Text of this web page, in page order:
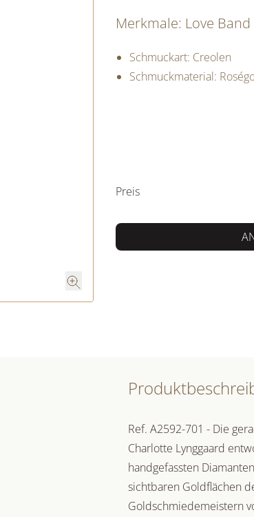
Merkmale: Love Band
Schmuckart: Creolen
Schmuckmaterial:
Preis
Ref. A2592-701 - Die
Charlotte Lynggaard
handgefassten
sichtbaren Goldflächen
Goldschmiedemeistern